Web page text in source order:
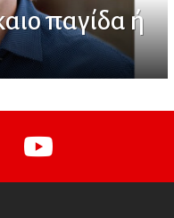
παγίδα ή